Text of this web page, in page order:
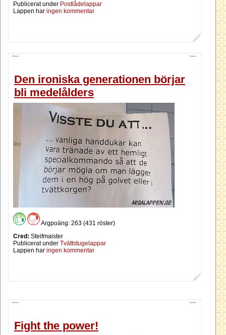
Publicerat under Postlådelappar
Lappen har ingen kommentar
Den ironiska generationen börjar
bli medelålders
Argpoäng: 263 (431 röster)
Cred: Steifmaister
Publicerat under Tvättstugelappar
Lappen har ingen kommentar
Fight the power!